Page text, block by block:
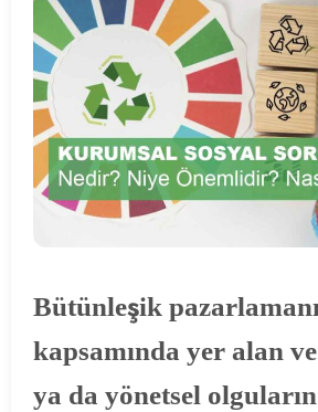
Bütünleşik
kapsamında yer alan
ya da yönetsel